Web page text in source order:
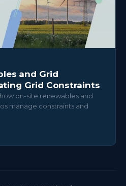
and Grid
Grid Constraints
on-site renewables and
manage constraints and